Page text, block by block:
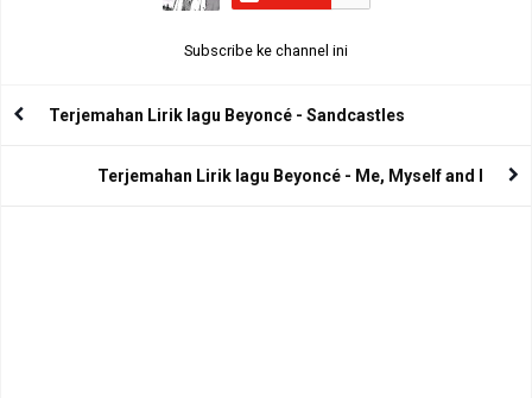
Subscribe ke channel ini
Terjemahan Lirik lagu Beyoncé - Sandcastles
Terjemahan Lirik lagu Beyoncé - Me, Myself and I